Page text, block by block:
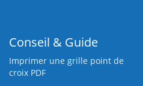
Conseil & Guide
Imprimer une grille point de
croix PDF